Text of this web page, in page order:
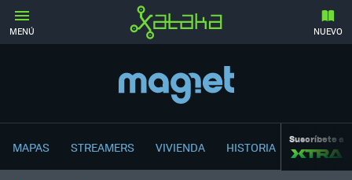
MENÚ NUEVO
MAPAS STREAMERS VIVIENDA HISTORIA Suscríbete a